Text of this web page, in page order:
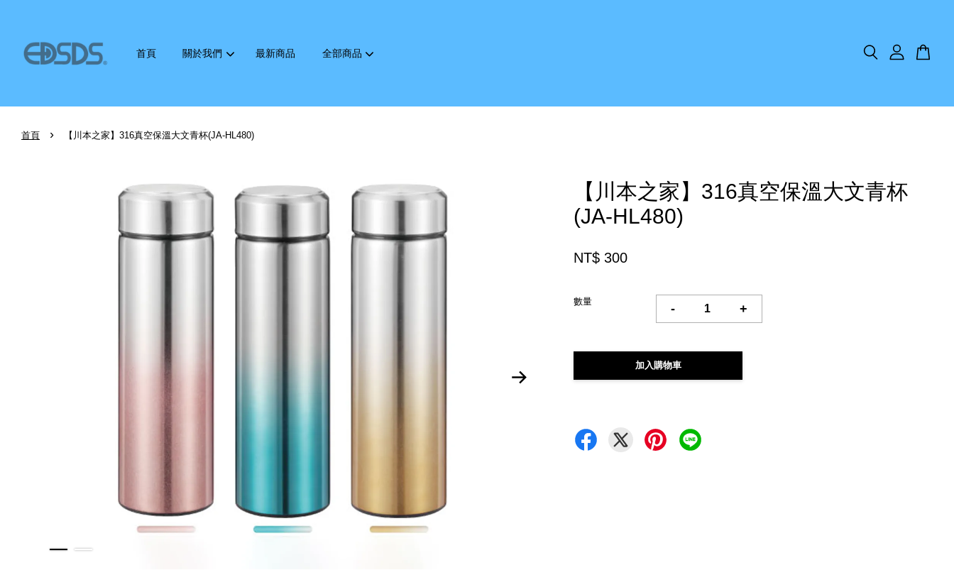
首頁 關於我們 最新商品 全部商品
首頁 › 【川本之家】316真空保溫大文青杯(JA-HL480)
【川本之家】316真空保溫大文青杯
(JA-HL480)
NT$ 300
數量
- +
加入購物車